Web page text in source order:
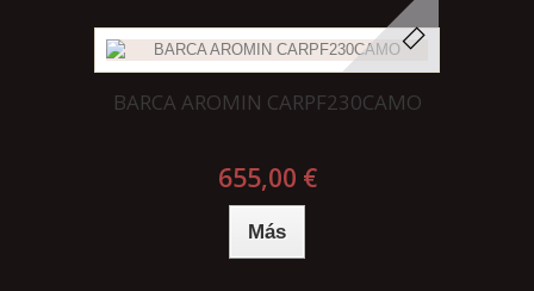
BARCA AROMIN CARPF230CAMO
655,00 €
Más